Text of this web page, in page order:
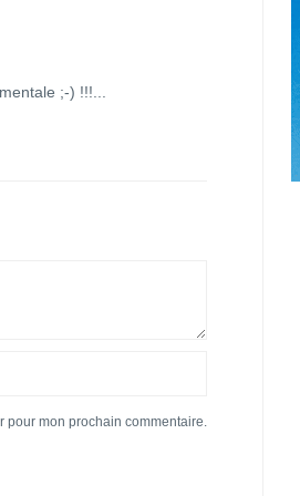
;-) !!!...
pour mon prochain commentaire.